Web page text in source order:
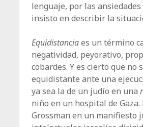
lenguaje, por las
insisto en describir la
Equidistanciaes un término
negatividad, peyorativo,
cobardes. Y es cierto que no
equidistante ante una
ya sea la de un judío en una
niño en un hospital de Gaza.
Grossman en un manifiesto